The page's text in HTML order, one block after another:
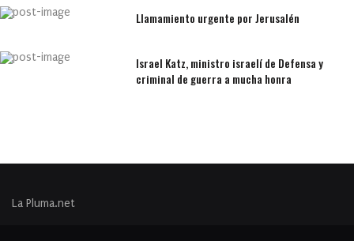
Llamamiento urgente por Jerusalén
Israel Katz, ministro israelí de Defensa y
criminal de guerra a mucha honra
La Pluma.net